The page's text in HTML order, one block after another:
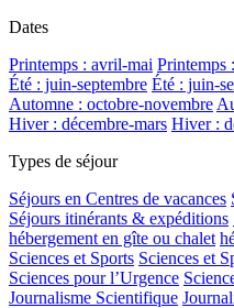
Dates
Printemps : avril-mai Printemps
Été : juin-septembre Été : juin-
Automne : octobre-novembre
Hiver : décembre-mars Hiver :
Types de séjour
Séjours en Centres de vacances
Séjours itinérants & expéditions
hébergement en gîte ou chalet
Sciences et Sports Sciences et
Sciences pour l’Urgence
Journalisme Scientifique